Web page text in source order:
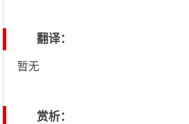
翻译：
暂无
赏析：